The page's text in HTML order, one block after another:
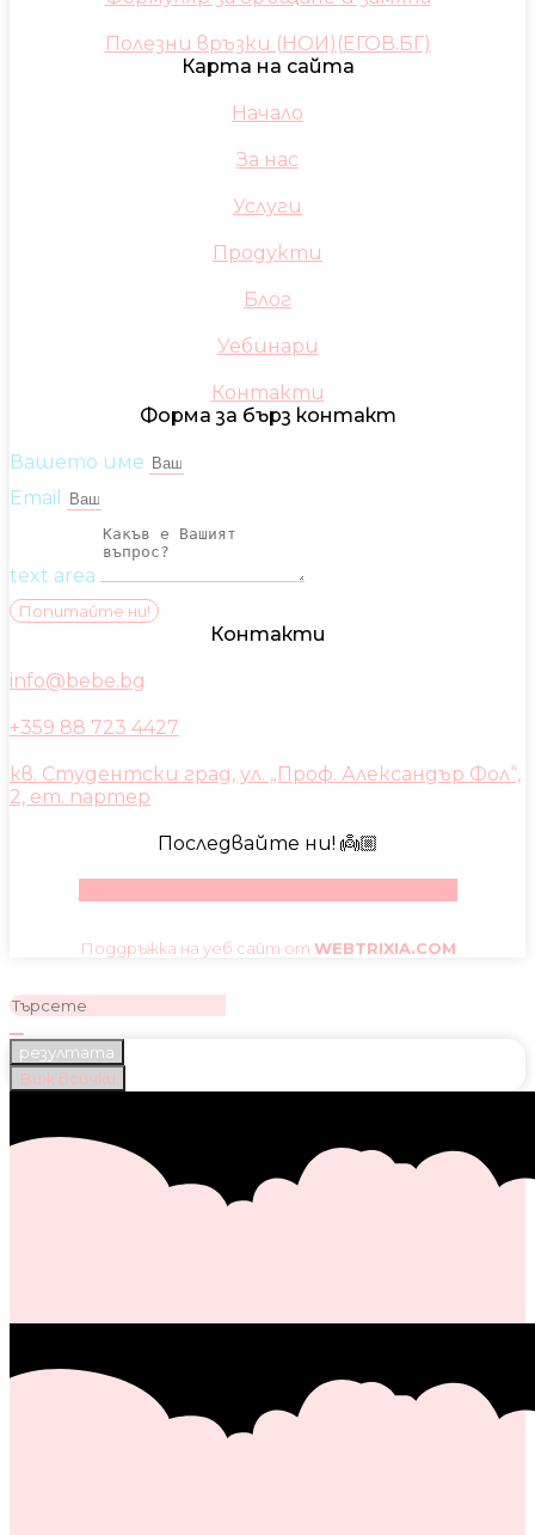
Полезни връзки (НОИ)(ЕГОВ.БГ)
Карта на сайта
Начало
За нас
Услуги
Продукти
Блог
Уебинари
Контакти
Форма за бърз контакт
Вашето име
Email
text area
Попитайте ни!
Контакти
info@bebe.bg
+359 88 723 4427
кв. Студентски град, ул. „Проф. Александър Фол“,
2, ет. партер
Последвайте ни! 👼🏼
Поддръжка на уеб сайт от WEBTRIXIA.COM
резултата
Виж всички